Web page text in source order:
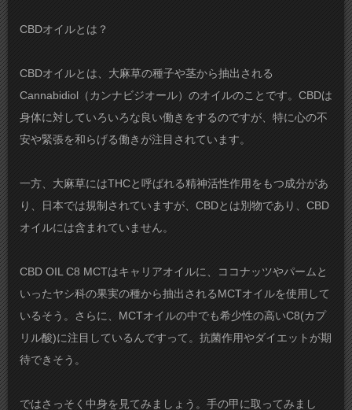
CBDオイルとは？
CBDオイルとは、大麻草の種子や茎から抽出される
Cannabidiol（カンナビジオール）のオイルのことです。CBDは
身体に対していろいろな良い働きをするのですが、特に心の不
安や緊張を和らげる働きが注目されています。
一方、大麻草にはTHCと呼ばれる精神活性作用をもつ成分があ
り、日本では規制されていますが、CBDとは別物であり、CBD
オイルには含まれていません。
CBD OIL C8 MCTはキャリアオイルに、ココナッツやパームと
いったヤシ科の果実の種から抽出されるMCTオイルを使用して
いるそう。さらに、MCTオイルの中でも希少性の高いC8(カプ
リル酸)に注目しているんですって。抗菌作用やダイエットが期
待できそう。
ではさっそく中身を見てみましょう。手の甲に取ってみまし